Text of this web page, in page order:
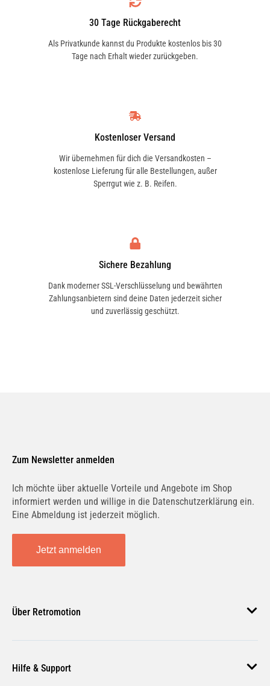
30 Tage Rückgaberecht
Als Privatkunde kannst du Produkte kostenlos bis 30
Tage nach Erhalt wieder zurückgeben.
Kostenloser Versand
Wir übernehmen für dich die Versandkosten –
kostenlose Lieferung für alle Bestellungen, außer
Sperrgut wie z. B. Reifen.
Sichere Bezahlung
Dank moderner SSL-Verschlüsselung und bewährten
Zahlungsanbietern sind deine Daten jederzeit sicher
und zuverlässig geschützt.
Zum Newsletter anmelden
Ich möchte über aktuelle Vorteile und Angebote im Shop
informiert werden und willige in die Datenschutzerklärung ein.
Eine Abmeldung ist jederzeit möglich.
Jetzt anmelden
Über Retromotion
Unsere Jobs
Hilfe & Support